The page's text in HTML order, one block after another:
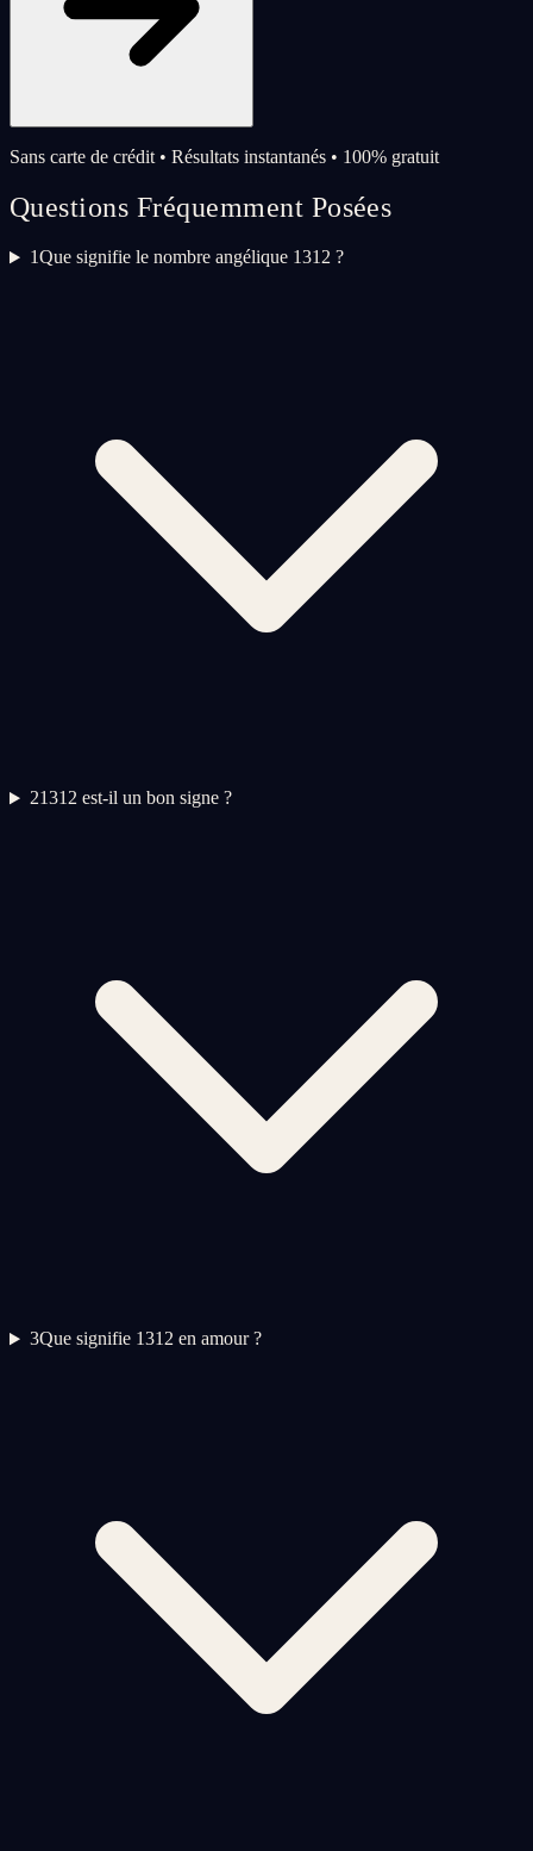
Sans carte de crédit • Résultats instantanés • 100% gratuit
Questions Fréquemment Posées
1Que signifie le nombre angélique 1312 ?
21312 est-il un bon signe ?
3Que signifie 1312 en amour ?